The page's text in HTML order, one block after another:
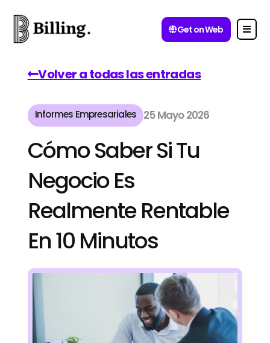
Get on Web
Volver a todas las entradas
Informes Empresariales 25 Mayo 2026
Cómo Saber Si Tu
Negocio Es
Realmente Rentable
En 10 Minutos